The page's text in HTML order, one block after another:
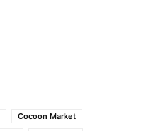
Cocoon Market